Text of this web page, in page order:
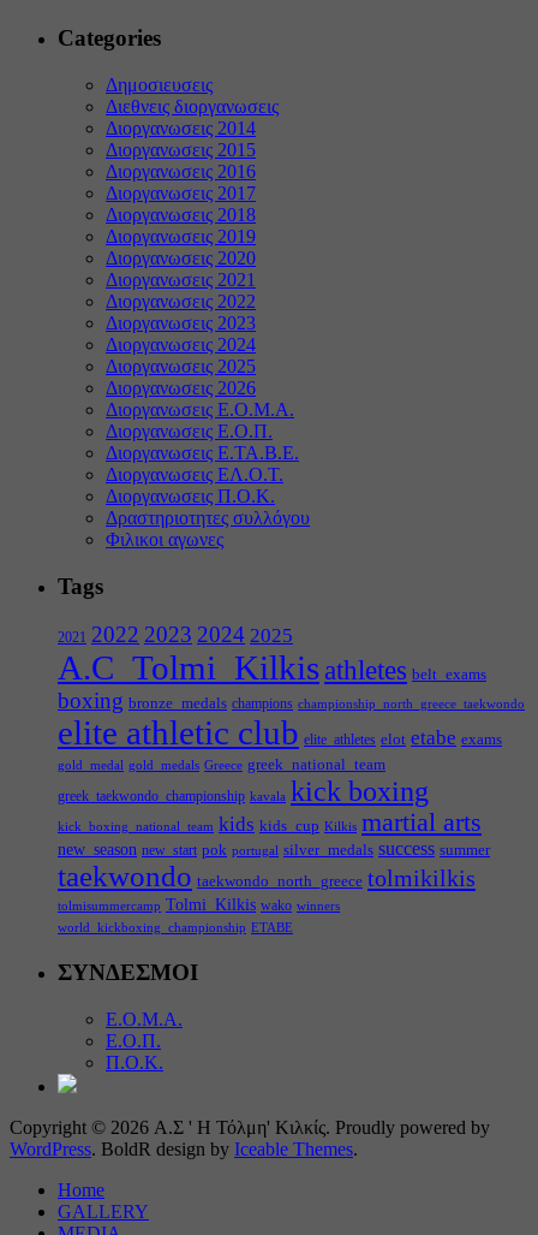
Categories
Δημοσιευσεις
Διεθνεις διοργανωσεις
Διοργανωσεις 2014
Διοργανωσεις 2015
Διοργανωσεις 2016
Διοργανωσεις 2017
Διοργανωσεις 2018
Διοργανωσεις 2019
Διοργανωσεις 2020
Διοργανωσεις 2021
Διοργανωσεις 2022
Διοργανωσεις 2023
Διοργανωσεις 2024
Διοργανωσεις 2025
Διοργανωσεις 2026
Διοργανωσεις Ε.Ο.Μ.Α.
Διοργανωσεις Ε.Ο.Π.
Διοργανωσεις Ε.ΤΑ.Β.Ε.
Διοργανωσεις ΕΛ.Ο.Τ.
Διοργανωσεις Π.Ο.Κ.
Δραστηριοτητες συλλόγου
Φιλικοι αγωνες
Tags
2021 2022 2023 2024 2025
A.C_Tolmi_Kilkis athletes belt_exams
boxing bronze_medals champions championship_north_greece_taekwondo
elite athletic club elite_athletes elot etabe exams
gold_medal gold_medals Greece greek_national_team
greek_taekwondo_championship kavala kick boxing
kick_boxing_national_team kids kids_cup Kilkis martial arts
new_season new_start pok portugal silver_medals success summer
taekwondo taekwondo_north_greece tolmikilkis
tolmisummercamp Tolmi_Kilkis wako winners
world_kickboxing_championship ΕΤΑΒΕ
ΣΥΝΔΕΣΜΟΙ
Ε.Ο.Μ.Α.
Ε.Ο.Π.
Π.Ο.Κ.
Copyright © 2026 Α.Σ ' Η Τόλμη' Κιλκίς. Proudly powered by
WordPress. BoldR design by Iceable Themes.
Home
GALLERY